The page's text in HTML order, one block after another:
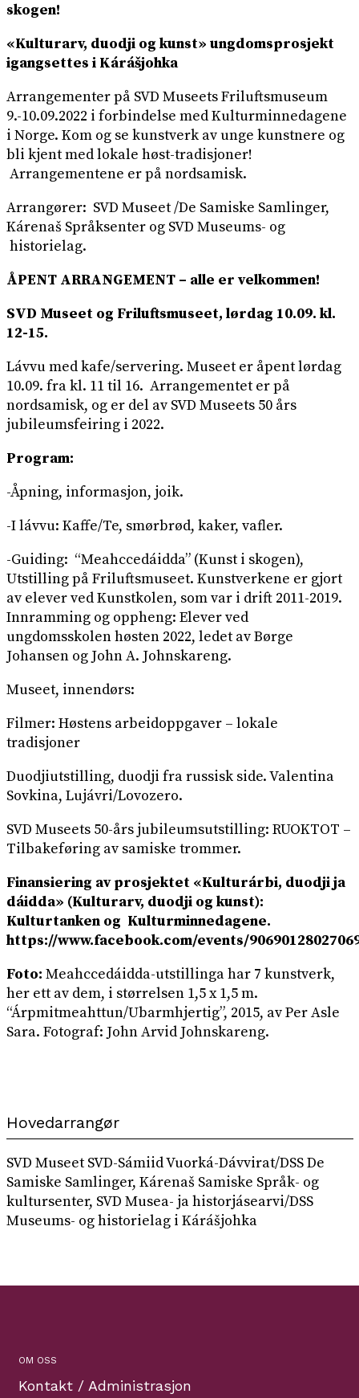
skogen!
«Kulturarv, duodji og kunst» ungdomsprosjekt
igangsettes i Kárášjohka
Arrangementer på SVD Museets Friluftsmuseum
9.-10.09.2022 i forbindelse med Kulturminnedagene
i Norge. Kom og se kunstverk av unge kunstnere og
bli kjent med lokale høst-tradisjoner!
Arrangementene er på nordsamisk.
Arrangører: SVD Museet /De Samiske Samlinger,
Kárenaš Språksenter og SVD Museums- og
historielag.
ÅPENT ARRANGEMENT – alle er velkommen!
SVD Museet og Friluftsmuseet, lørdag 10.09. kl.
12-15.
Lávvu med kafe/servering. Museet er åpent lørdag
10.09. fra kl. 11 til 16. Arrangementet er på
nordsamisk, og er del av SVD Museets 50 års
jubileumsfeiring i 2022.
Program:
-Åpning, informasjon, joik.
-I lávvu: Kaffe/Te, smørbrød, kaker, vafler.
-Guiding: “Meahccedáidda” (Kunst i skogen),
Utstilling på Friluftsmuseet. Kunstverkene er gjort
av elever ved Kunstkolen, som var i drift 2011-2019.
Innramming og oppheng: Elever ved
ungdomsskolen høsten 2022, ledet av Børge
Johansen og John A. Johnskareng.
Museet, innendørs:
Filmer: Høstens arbeidoppgaver – lokale
tradisjoner
Duodjiutstilling, duodji fra russisk side. Valentina
Sovkina, Lujávri/Lovozero.
SVD Museets 50-års jubileumsutstilling: RUOKTOT –
Tilbakeføring av samiske trommer.
Finansiering av prosjektet «Kulturárbi, duodji ja
dáidda» (Kulturarv, duodji og kunst):
Kulturtanken og Kulturminnedagene.
https://www.facebook.com/events/
Foto: Meahccedáidda-utstillinga har 7 kunstverk,
her ett av dem, i størrelsen 1,5 x 1,5 m.
“Árpmitmeahttun/Ubarmhjertig”, 2015, av Per Asle
Sara. Fotograf: John Arvid Johnskareng.
Hovedarrangør
SVD Museet SVD-Sámiid Vuorká-Dávvirat/DSS De
Samiske Samlinger, Kárenaš Samiske Språk- og
kultursenter, SVD Musea- ja historjásearvi/DSS
Museums- og historielag i Kárášjohka
OM OSS
Kontakt / Administrasjon